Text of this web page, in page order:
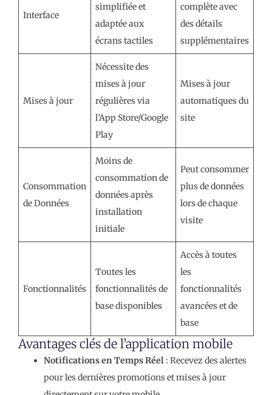
Interface
simplifiée et
adaptée aux
écrans tactiles
complète avec
des détails
supplémentaires
Mises à jour
Nécessite des
mises à jour
régulières via
l’App Store/Google
Play
Mises à jour
automatiques du
site
Consommation
de Données
Moins de
consommation de
données après
installation
initiale
Peut consommer
plus de données
lors de chaque
visite
Fonctionnalités
Toutes les
fonctionnalités de
base disponibles
Accès à toutes
les
fonctionnalités
avancées et de
base
Avantages clés de l’application mobile
Notifications en Temps Réel : Recevez des alertes
pour les dernières promotions et mises à jour